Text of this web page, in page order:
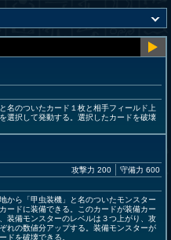
名のついたカード１枚と相手フィールド上
選択して発動する。選択したカードを破壊
攻撃力 200 守備力 600
から「甲虫装機」と名のついたモンスター
ードに装備できる。このカードが装備カー
装備モンスターのレベルは３つ上がり、攻
れの数値分アップする。装備モンスターが
ドを破壊できる。